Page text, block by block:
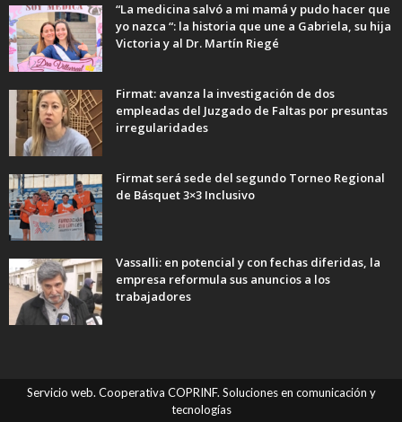
“La medicina salvó a mi mamá y pudo hacer que
yo nazca “: la historia que une a Gabriela, su hija
Victoria y al Dr. Martín Riegé
Firmat: avanza la investigación de dos
empleadas del Juzgado de Faltas por presuntas
irregularidades
Firmat será sede del segundo Torneo Regional
de Básquet 3×3 Inclusivo
Vassalli: en potencial y con fechas diferidas, la
empresa reformula sus anuncios a los
trabajadores
Servicio web. Cooperativa COPRINF. Soluciones en comunicación y
tecnologías